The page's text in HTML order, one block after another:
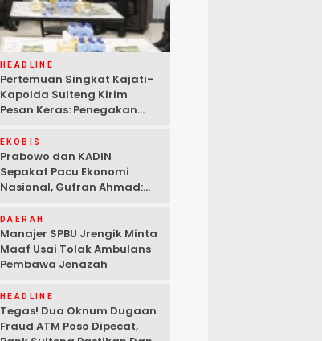
HEADLINE
Pertemuan Singkat Kajati-
Kapolda Sulteng Kirim
Pesan Keras: Penegakan
EKOBIS
Prabowo dan KADIN
Sepakat Pacu Ekonomi
Nasional, Gufran Ahmad:
DAERAH
Manajer SPBU Jrengik Minta
Maaf Usai Tolak Ambulans
Pembawa Jenazah
HEADLINE
Tegas! Dua Oknum Dugaan
Fraud ATM Poso Dipecat,